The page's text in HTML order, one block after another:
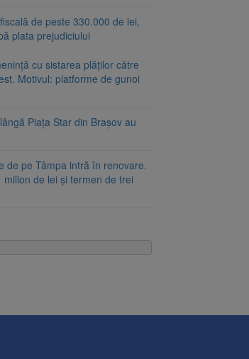
de peste 330.000 de lei,
plata prejudiciului
cu sistarea plăților către
Motivul: platforme de gunoi
Piața Star din Brașov au
de pe Tâmpa intră în renovare.
de lei și termen de trei